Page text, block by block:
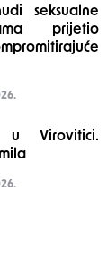
seksualne
prijetio
Virovitici.